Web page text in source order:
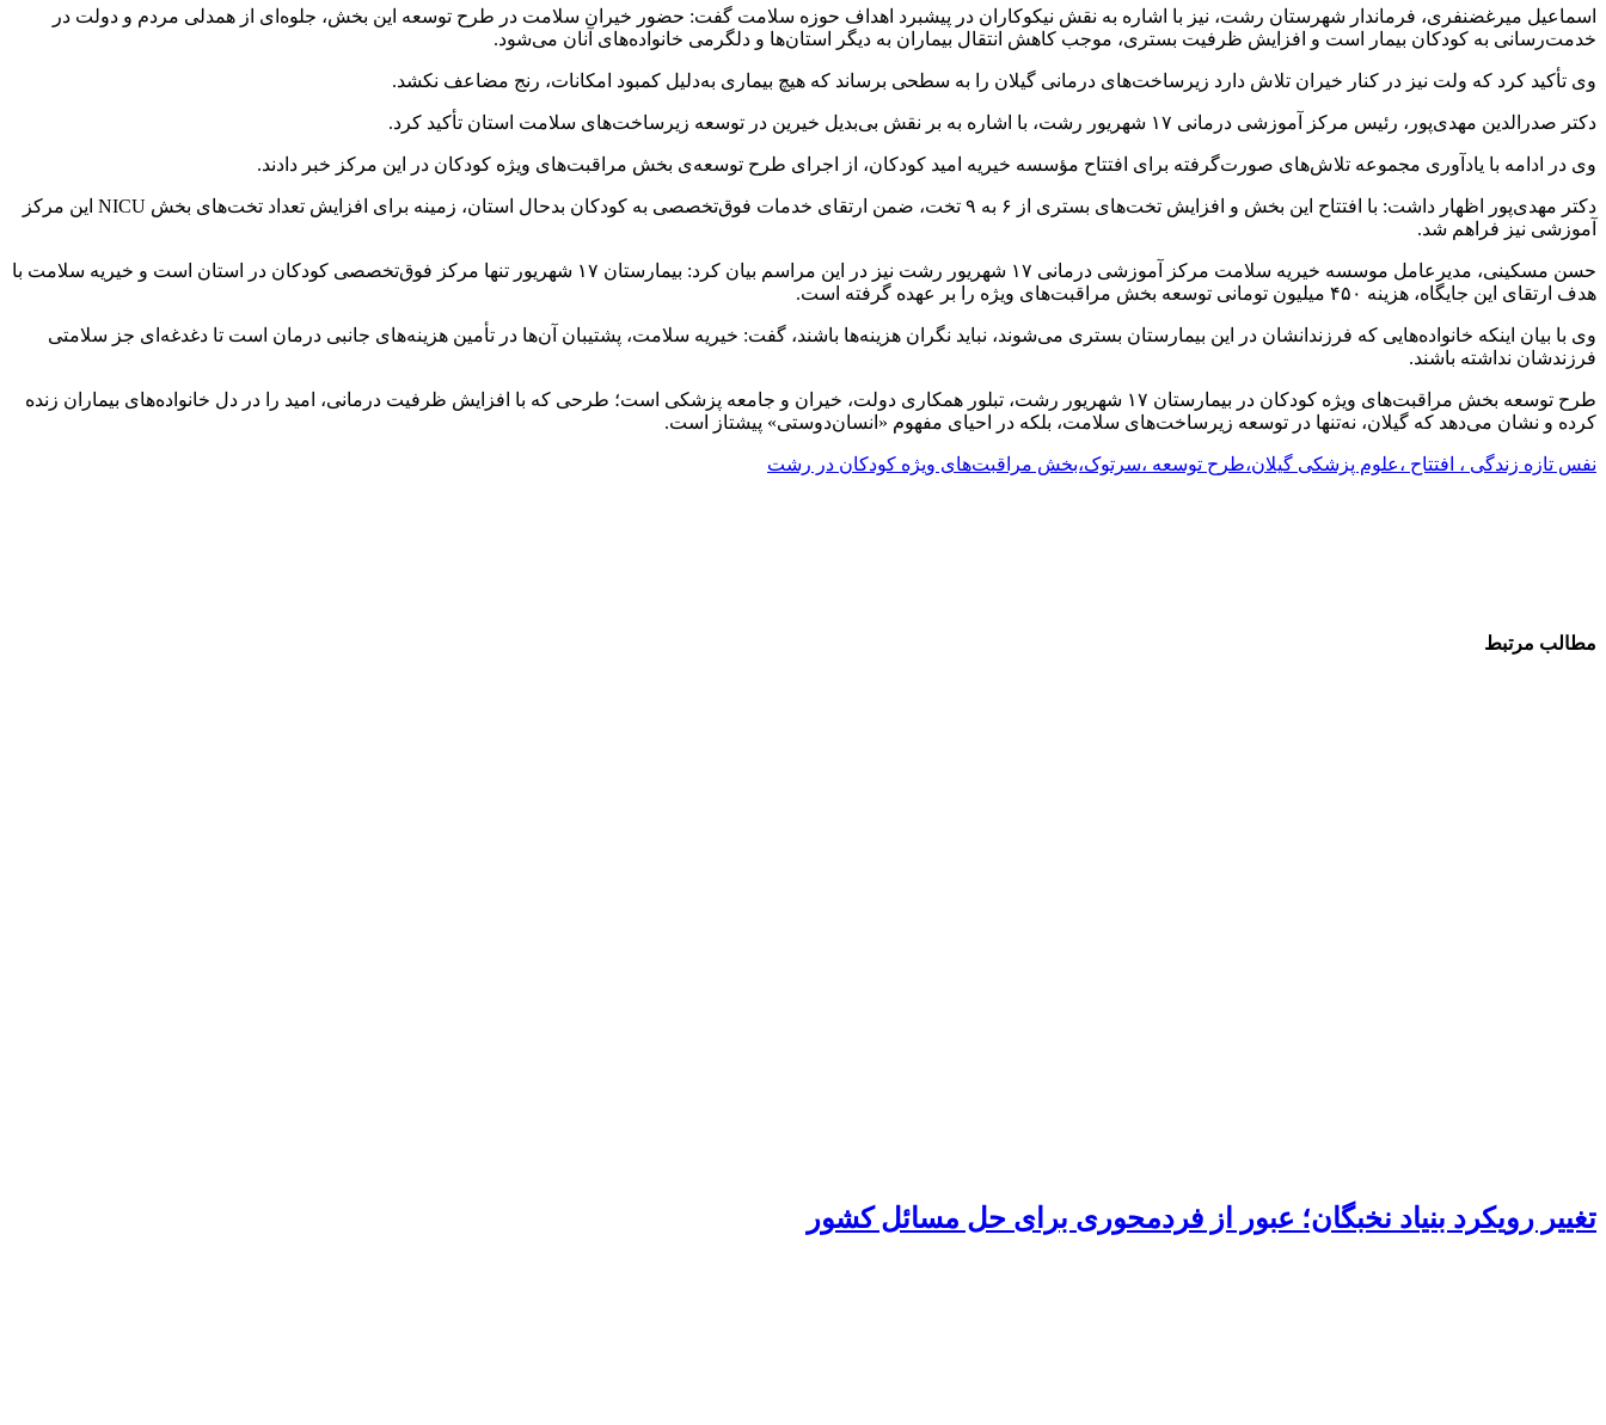
اسماعیل میرغضنفری، فرماندار شهرستان رشت، نیز با اشاره به نقش نیکوکاران در پیشبرد اهداف حوزه سلامت گفت: حضور خیران سلامت در طرح توسعه این بخش، جلوه‌ای از همدلی مردم و دولت در
خدمت‌رسانی به کودکان بیمار است و افزایش ظرفیت بستری، موجب کاهش انتقال بیماران به دیگر استان‌ها و دلگرمی خانواده‌های آنان می‌شود.
وی تأکید کرد که ولت نیز در کنار خیران تلاش دارد زیرساخت‌های درمانی گیلان را به سطحی برساند که هیچ بیماری به‌دلیل کمبود امکانات، رنج مضاعف نکشد.
دکتر صدرالدین مهدی‌پور، رئیس مرکز آموزشی درمانی ۱۷ شهریور رشت، با اشاره به بر نقش بی‌بدیل خیرین در توسعه زیرساخت‌های سلامت استان تأکید کرد.
وی در ادامه با یادآوری مجموعه تلاش‌های صورت‌گرفته برای افتتاح مؤسسه خیریه امید کودکان، از اجرای طرح توسعه‌ی بخش مراقبت‌های ویژه کودکان در این مرکز خبر دادند.
دکتر مهدی‌پور اظهار داشت: با افتتاح این بخش و افزایش تخت‌های بستری از ۶ به ۹ تخت، ضمن ارتقای خدمات فوق‌تخصصی به کودکان بدحال استان، زمینه برای افزایش تعداد تخت‌های بخش NICU این مرکز
آموزشی نیز فراهم شد.
حسن مسکینی، مدیرعامل موسسه خیریه سلامت مرکز آموزشی درمانی ۱۷ شهریور رشت نیز در این مراسم بیان کرد: بیمارستان ۱۷ شهریور تنها مرکز فوق‌تخصصی کودکان در استان است و خیریه سلامت با
هدف ارتقای این جایگاه، هزینه ۴۵۰ میلیون تومانی توسعه بخش مراقبت‌های ویژه را بر عهده گرفته است.
وی با بیان اینکه خانواده‌هایی که فرزندانشان در این بیمارستان بستری می‌شوند، نباید نگران هزینه‌ها باشند، گفت: خیریه سلامت، پشتیبان آن‌ها در تأمین هزینه‌های جانبی درمان است تا دغدغه‌ای جز سلامتی
فرزندشان نداشته باشند.
طرح توسعه بخش مراقبت‌های ویژه کودکان در بیمارستان ۱۷ شهریور رشت، تبلور همکاری دولت، خیران و جامعه پزشکی است؛ طرحی که با افزایش ظرفیت درمانی، امید را در دل خانواده‌های بیماران زنده
کرده و نشان می‌دهد که گیلان، نه‌تنها در توسعه زیرساخت‌های سلامت، بلکه در احیای مفهوم «انسان‌دوستی» پیشتاز است.
نفس تازه زندگی ، افتتاح ،علوم پزشکی گیلان،طرح توسعه ،سرتوک،بخش مراقبت‌های ویژه کودکان در رشت
مطالب مرتبط
تغییر رویکرد بنیاد نخبگان؛ عبور از فردمحوری برای حل مسائل کشور